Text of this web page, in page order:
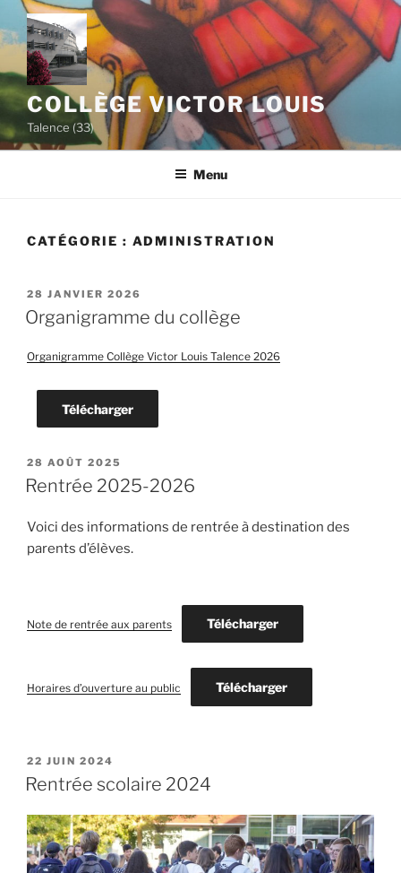
Aller
au
contenu
principal
COLLÈGE VICTOR LOUIS
Talence (33)
Menu
CATÉGORIE : ADMINISTRATION
PUBLIÉ
LE
28 JANVIER 2026
Organigramme du collège
Organigramme Collège Victor Louis Talence 2026
Télécharger
PUBLIÉ
LE
28 AOÛT 2025
Rentrée 2025-2026
Voici des informations de rentrée à destination des
parents d’élèves.
Note de rentrée aux parents Télécharger
Horaires d’ouverture au public Télécharger
PUBLIÉ
LE
22 JUIN 2024
Rentrée scolaire 2024